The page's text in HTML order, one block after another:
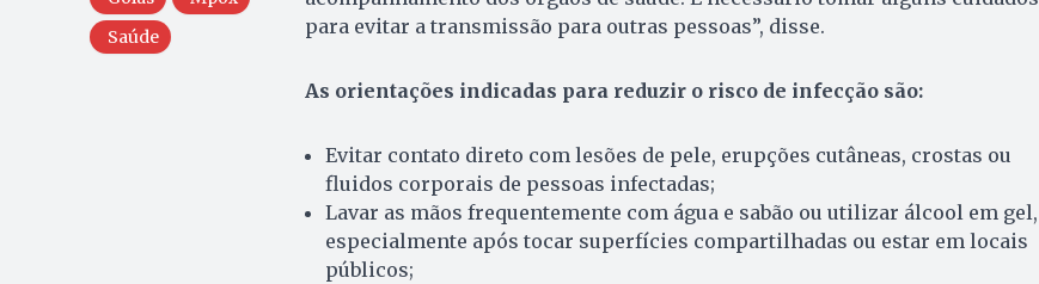
Saúde
para evitar a transmissão para outras pessoas”, disse.
As orientações indicadas para reduzir o risco de infecção são:
Evitar contato direto com lesões de pele, erupções cutâneas, crostas ou
fluidos corporais de pessoas infectadas;
Lavar as mãos frequentemente com água e sabão ou utilizar álcool em gel,
especialmente após tocar superfícies compartilhadas ou estar em locais
públicos;